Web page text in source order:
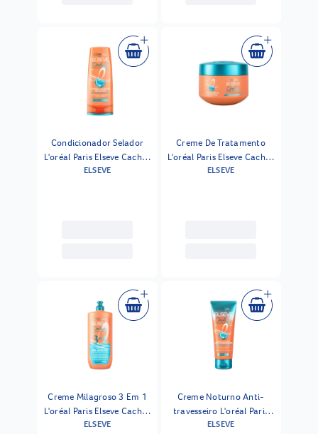
Condicionador Selador
L'oréal Paris Elseve Cachos
Longos Dos Sonhos 400ml
ELSEVE
Creme De Tratamento
L'oréal Paris Elseve Cachos
Longos Dos Sonhos 300ml
ELSEVE
Creme Milagroso 3 Em 1
L'oréal Paris Elseve Cachos
Longos Dos Sonhos 500ml
ELSEVE
Creme Noturno Anti-
travesseiro L'oréal Paris
Elseve Cachos Longos Dos
ELSEVE